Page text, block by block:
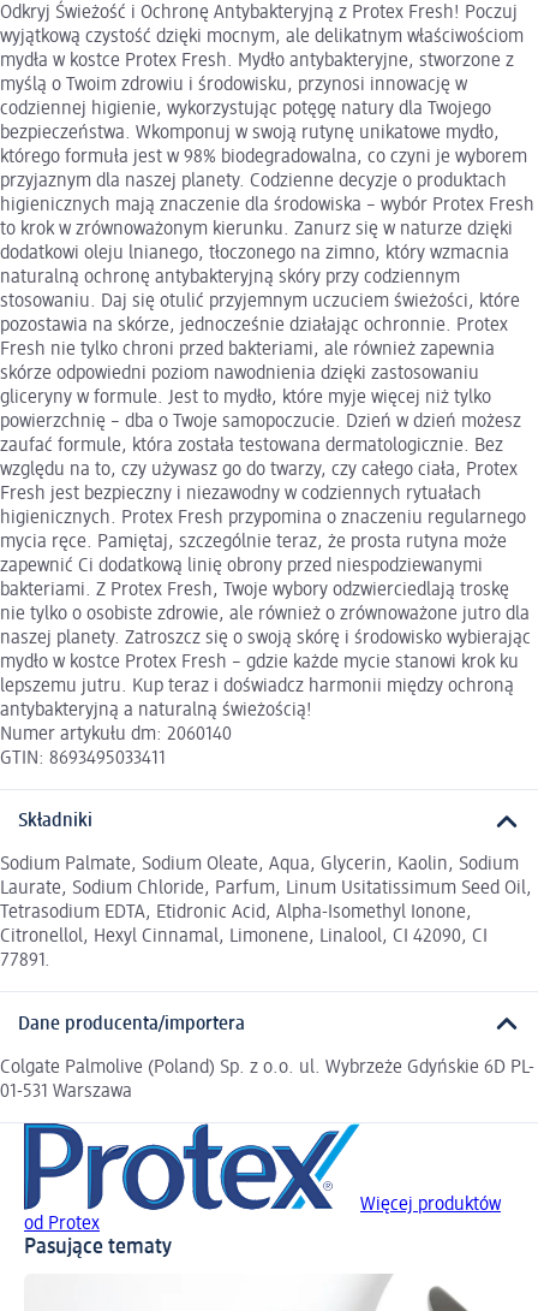
Odkryj Świeżość i Ochronę Antybakteryjną z Protex Fresh! Poczuj
wyjątkową czystość dzięki mocnym, ale delikatnym właściwościom
mydła w kostce Protex Fresh. Mydło antybakteryjne, stworzone z
myślą o Twoim zdrowiu i środowisku, przynosi innowację w
codziennej higienie, wykorzystując potęgę natury dla Twojego
bezpieczeństwa. Wkomponuj w swoją rutynę unikatowe mydło,
którego formuła jest w 98% biodegradowalna, co czyni je wyborem
przyjaznym dla naszej planety. Codzienne decyzje o produktach
higienicznych mają znaczenie dla środowiska – wybór Protex Fresh
to krok w zrównoważonym kierunku. Zanurz się w naturze dzięki
dodatkowi oleju lnianego, tłoczonego na zimno, który wzmacnia
naturalną ochronę antybakteryjną skóry przy codziennym
stosowaniu. Daj się otulić przyjemnym uczuciem świeżości, które
pozostawia na skórze, jednocześnie działając ochronnie. Protex
Fresh nie tylko chroni przed bakteriami, ale również zapewnia
skórze odpowiedni poziom nawodnienia dzięki zastosowaniu
gliceryny w formule. Jest to mydło, które myje więcej niż tylko
powierzchnię – dba o Twoje samopoczucie. Dzień w dzień możesz
zaufać formule, która została testowana dermatologicznie. Bez
względu na to, czy używasz go do twarzy, czy całego ciała, Protex
Fresh jest bezpieczny i niezawodny w codziennych rytuałach
higienicznych. Protex Fresh przypomina o znaczeniu regularnego
mycia ręce. Pamiętaj, szczególnie teraz, że prosta rutyna może
zapewnić Ci dodatkową linię obrony przed niespodziewanymi
bakteriami. Z Protex Fresh, Twoje wybory odzwierciedlają troskę
nie tylko o osobiste zdrowie, ale również o zrównoważone jutro dla
naszej planety. Zatroszcz się o swoją skórę i środowisko wybierając
mydło w kostce Protex Fresh – gdzie każde mycie stanowi krok ku
lepszemu jutru. Kup teraz i doświadcz harmonii między ochroną
antybakteryjną a naturalną świeżością!
Numer artykułu dm: 2060140
GTIN: 8693495033411
Składniki
Sodium Palmate, Sodium Oleate, Aqua, Glycerin, Kaolin, Sodium
Laurate, Sodium Chloride, Parfum, Linum Usitatissimum Seed Oil,
Tetrasodium EDTA, Etidronic Acid, Alpha-Isomethyl Ionone,
Citronellol, Hexyl Cinnamal, Limonene, Linalool, CI 42090, CI
77891.
Dane producenta/importera
Colgate Palmolive (Poland) Sp. z o.o. ul. Wybrzeże Gdyńskie 6D PL-
01-531 Warszawa
Więcej produktów
od Protex
Pasujące tematy